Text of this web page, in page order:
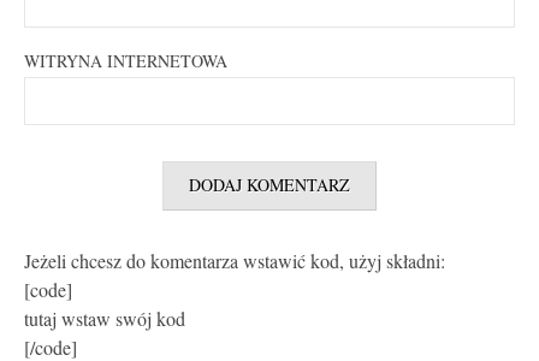
WITRYNA INTERNETOWA
Jeżeli chcesz do komentarza wstawić kod, użyj składni:
[code]
tutaj wstaw swój kod
[/code]